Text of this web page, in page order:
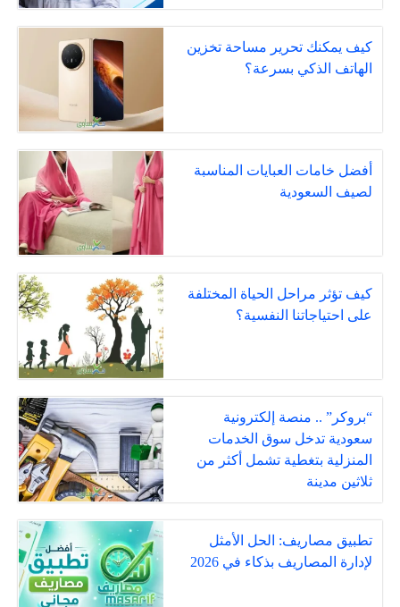
كيف يمكنك تحرير مساحة تخزين
الهاتف الذكي بسرعة؟
أفضل خامات العبايات المناسبة
لصيف السعودية
كيف تؤثر مراحل الحياة المختلفة
على احتياجاتنا النفسية؟
“بروكر” .. منصة إلكترونية
سعودية تدخل سوق الخدمات
المنزلية بتغطية تشمل أكثر من
ثلاثين مدينة
تطبيق مصاريف: الحل الأمثل
لإدارة المصاريف بذكاء في 2026